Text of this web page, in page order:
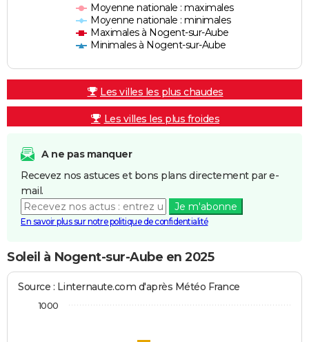
Moyenne nationale : maximales
Moyenne nationale : minimales
Maximales à Nogent-sur-Aube
Minimales à Nogent-sur-Aube
Les villes les plus chaudes
Les villes les plus froides
A ne pas manquer
Recevez nos astuces et bons plans directement par e-
mail.
Je m'abonne
En savoir plus sur notre politique de confidentialité
Soleil à Nogent-sur-Aube en 2025
Source : Linternaute.com d'après Météo France
1000